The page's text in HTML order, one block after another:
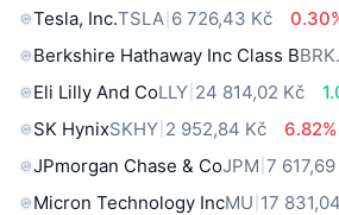
Tesla, Inc.TSLA 6 726,43 Kč
Berkshire Hathaway Inc Class B
Eli Lilly And CoLLY 24 814,02 Kč
SK HynixSKHY 2 952,84 Kč
6.82%
JPmorgan Chase & CoJPM 7
Micron Technology IncMU 17